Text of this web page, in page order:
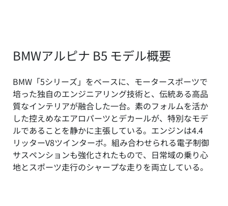
BMWアルピナ B5 モデル概要
BMW「5シリーズ」をベースに、モータースポーツで
培った独自のエンジニアリング技術と、伝統ある高品
質なインテリアが融合した一台。素のフォルムを活か
した控えめなエアロパーツとデカールが、特別なモデ
ルであることを静かに主張している。エンジンは4.4
リッターV8ツインターボ。組み合わせられる電子制御
サスペンションも強化されたもので、日常域の乗り心
地とスポーツ走行のシャープな走りを両立している。